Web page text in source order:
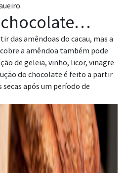
chocolate…
das amêndoas do cacau, mas a
a amêndoa também pode
de geleia, vinho, licor, vinagre
do chocolate é feito a partir
após um período de